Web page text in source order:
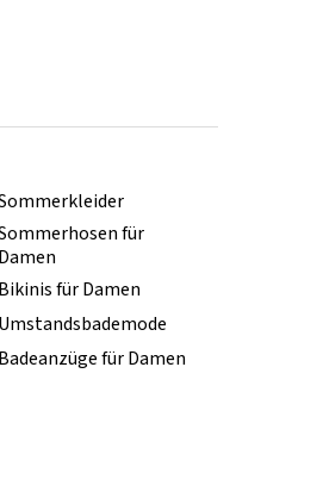
für
Damen
Bikinis für Damen
Umstandsbademode
Badeanzüge für Damen